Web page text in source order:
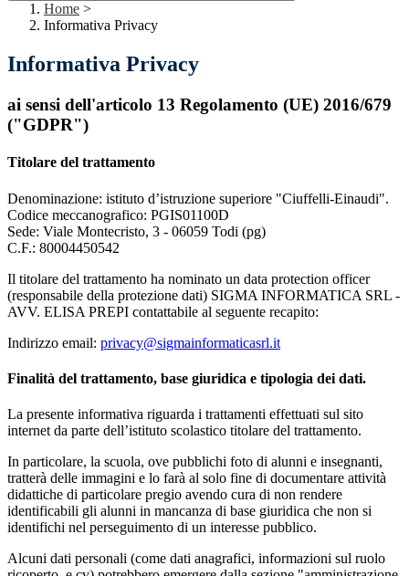
Home >
Informativa Privacy
Informativa Privacy
ai sensi dell'articolo 13 Regolamento (UE) 2016/679
("GDPR")
Titolare del trattamento
Denominazione: istituto d’istruzione superiore "Ciuffelli-Einaudi".
Codice meccanografico: PGIS01100D
Sede: Viale Montecristo, 3 - 06059 Todi (pg)
C.F.: 80004450542
Il titolare del trattamento ha nominato un data protection officer
(responsabile della protezione dati) SIGMA INFORMATICA SRL -
AVV. ELISA PREPI contattabile al seguente recapito:
Indirizzo email: privacy@sigmainformaticasrl.it
Finalità del trattamento, base giuridica e tipologia dei dati.
La presente informativa riguarda i trattamenti effettuati sul sito
internet da parte dell’istituto scolastico titolare del trattamento.
In particolare, la scuola, ove pubblichi foto di alunni e insegnanti,
tratterà delle immagini e lo farà al solo fine di documentare attività
didattiche di particolare pregio avendo cura di non rendere
identificabili gli alunni in mancanza di base giuridica che non si
identifichi nel perseguimento di un interesse pubblico.
Alcuni dati personali (come dati anagrafici, informazioni sul ruolo